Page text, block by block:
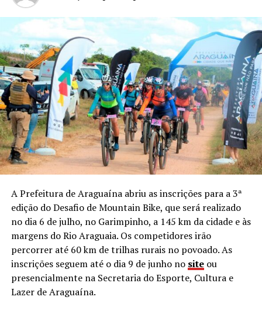
A Prefeitura de Araguaína abriu as inscrições para a 3ª
edição do Desafio de Mountain Bike, que será realizado
no dia 6 de julho, no Garimpinho, a 145 km da cidade e às
margens do Rio Araguaia. Os competidores irão
percorrer até 60 km de trilhas rurais no povoado. As
inscrições seguem até o dia 9 de junho no site ou
presencialmente na Secretaria do Esporte, Cultura e
Lazer de Araguaína.